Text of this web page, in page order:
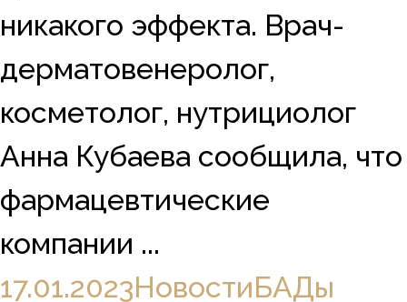
никакого эффекта. Врач-
дерматовенеролог,
косметолог, нутрициолог
Анна Кубаева сообщила, что
фармацевтические
компании ...
17.01.2023НовостиБАДы